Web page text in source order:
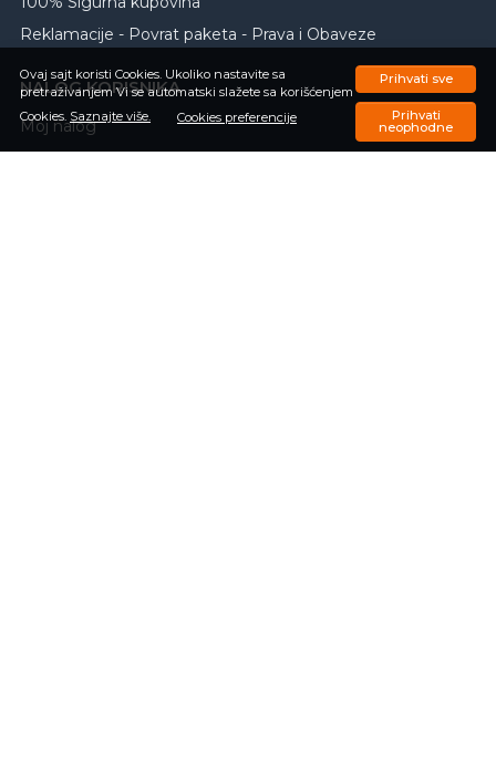
Ovaj sajt koristi Cookies. Ukoliko nastavite sa
pretraživanjem Vi se automatski slažete sa korišćenjem
Cookies. Saznajte više. Cookies preferencije
Prihvati sve
Prihvati
neophodne
Reklamacije - Povrat paketa - Prava i Obaveze
NALOG KORISNIKA
Moj nalog
Registrujte se